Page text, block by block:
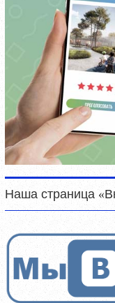
Наша страница